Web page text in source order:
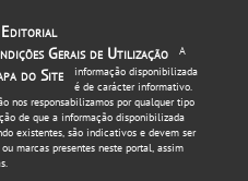
Gerais de Utilização
do Site
A
informação disponibilizada
é de carácter informativo.
nos responsabilizamos por qualquer tipo
de que a informação disponibilizada
existentes, são indicativos e devem ser
marcas presentes neste portal, assim